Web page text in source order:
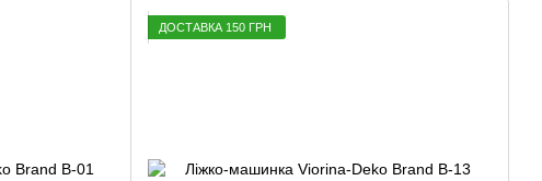
ДОСТАВКА 150 ГРН